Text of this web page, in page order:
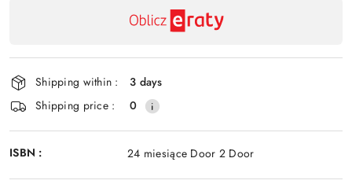
and
delivery
Shipping within :
3 days
Shipping price :
0
ISBN : 24 miesiące Door 2 Door